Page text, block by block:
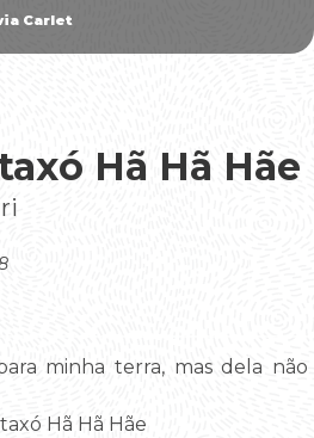
Carlet
Hã Hã Hãe
minha terra, mas dela não
Hã Hã Hãe